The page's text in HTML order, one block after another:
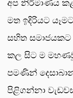
අප නිර්මාණය
මත ඉදිරියට
සහිත සමාජයකට
කල සිට ම
පමණින්
පිළිගන්නා